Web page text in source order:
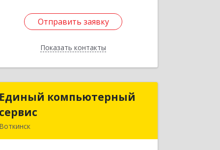
Отправить заявку
Показать контакты
Отправить заявку
Назад
Единый компьютерный
сервис
Воткинск
Единый компьютерный